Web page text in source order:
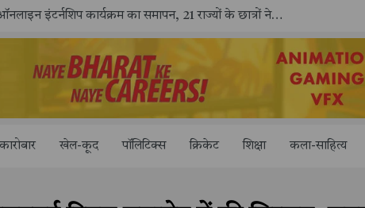
अधिकार" अभियान का भव्य शुभारंभ
कारोबार खेल-कूद पॉलिटिक्स क्रिकेट शिक्षा कला-साहित्य